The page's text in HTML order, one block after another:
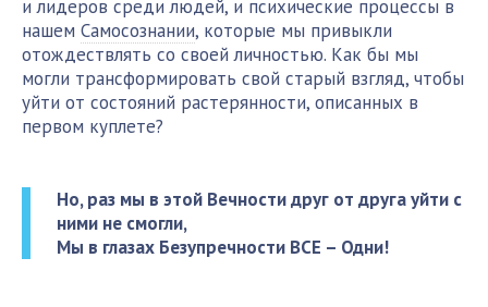
и лидеров среди людей, и психические процессы в
нашем Самосознании, которые мы привыкли
отождествлять со своей личностью. Как бы мы
могли трансформировать свой старый взгляд, чтобы
уйти от состояний растерянности, описанных в
первом куплете?
Но, раз мы в этой Вечности друг от друга уйти с
ними не смогли,
Мы в глазах Безупречности ВСЕ – Одни!